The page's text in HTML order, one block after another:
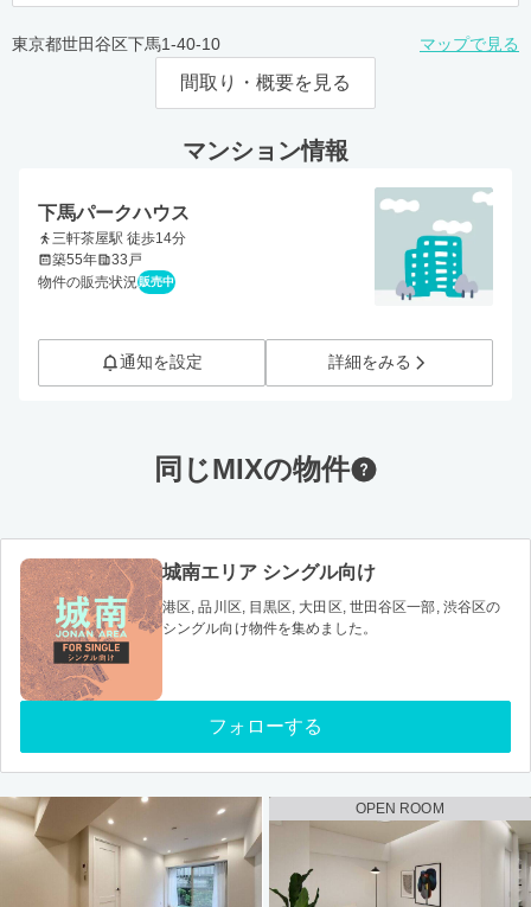
東京都世田谷区下馬1-40-10 マップで見る
間取り・概要を見る
マンション情報
下馬パークハウス
三軒茶屋駅 徒歩14分
築55年
33戸
物件の販売状況 販売中
通知を設定 詳細をみる
同じMIXの物件
城南エリア シングル向け
港区, 品川区, 目黒区, 大田区, 世田谷区一部, 渋谷区の
シングル向け物件を集めました。
フォローする
OPEN ROOM